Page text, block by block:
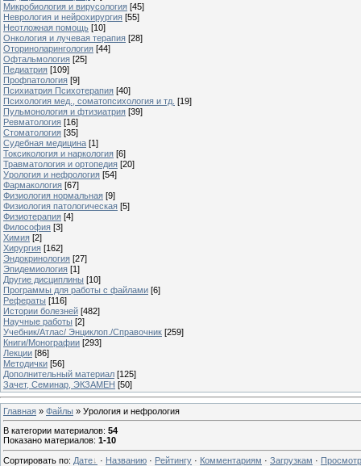
Микробиология и вирусология [45]
Неврология и нейрохирургия [55]
Неотложная помощь [10]
Онкология и лучевая терапия [28]
Оториноларингология [44]
Офтальмология [25]
Педиатрия [109]
Профпатология [9]
Психиатрия Психотерапия [40]
Психология мед., соматопсихология и тд. [19]
Пульмонология и фтизиатрия [39]
Ревматология [16]
Стоматология [35]
Судебная медицина [1]
Токсикология и наркология [6]
Травматология и ортопедия [20]
Урология и нефрология [54]
Фармакология [67]
Физиология нормальная [9]
Физиология патологическая [5]
Физиотерапия [4]
Философия [3]
Химия [2]
Хирургия [162]
Эндокринология [27]
Эпидемиология [1]
Другие дисциплины [10]
Программы для работы с файлами [6]
Рефераты [116]
Истории болезней [482]
Научные работы [2]
Учебник/Атлас/ Энциклоп./Справочник [259]
Книги/Монографии [293]
Лекции [86]
Методички [56]
Дополнительный материал [125]
Зачет, Семинар, ЭКЗАМЕН [50]
Главная » Файлы » Урология и нефрология
В категории материалов: 54
Показано материалов: 1-10
Сортировать по: Дате · Названию · Рейтингу · Комментариям · Загрузкам ·